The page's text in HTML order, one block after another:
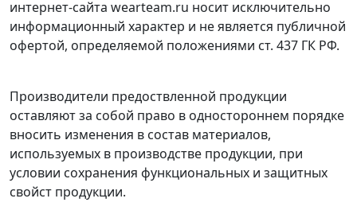
интернет-сайта wearteam.ru носит исключительно
информационный характер и не является публичной
офертой, определяемой положениями ст. 437 ГК РФ.
Производители предоствленной продукции
оставляют за собой право в одностороннем порядке
вносить изменения в состав материалов,
используемых в производстве продукции, при
условии сохранения функциональных и защитных
свойст продукции.